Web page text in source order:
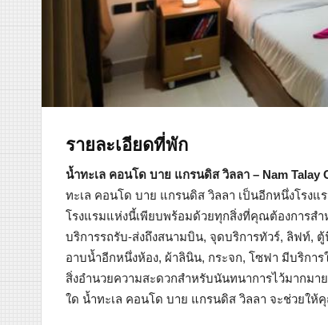
รายละเอียดที่พัก
น้ำทะเล คอนโด บาย แกรนดิส วิลลา – Nam Talay
ทะเล คอนโด บาย แกรนดิส วิลลา เป็นอีกหนึ่งโรง
โรงแรมแห่งนี้เพียบพร้อมด้วยทุกสิ่งที่คุณต้องการสำ
บริการรถรับ-ส่งถึงสนามบิน, จุดบริการทัวร์, ลิฟท์,
อาบน้ำอีกหนึ่งห้อง, ผ้าลินิน, กระจก, โซฟา มีบริการ
สิ่งอำนวยความสะดวกสำหรับนันทนาการไว้มากมา
ใด น้ำทะเล คอนโด บาย แกรนดิส วิลลา จะช่วยใ